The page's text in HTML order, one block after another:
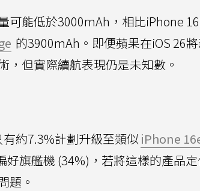
可能低於3000mAh，相比iPhone
的3900mAh。即便蘋果在iOS 26
，但實際續航表現仍是未知數。
約7.3%計劃升級至類似 iPhone
旗艦機 (34%)，若將這樣的產品定
題。